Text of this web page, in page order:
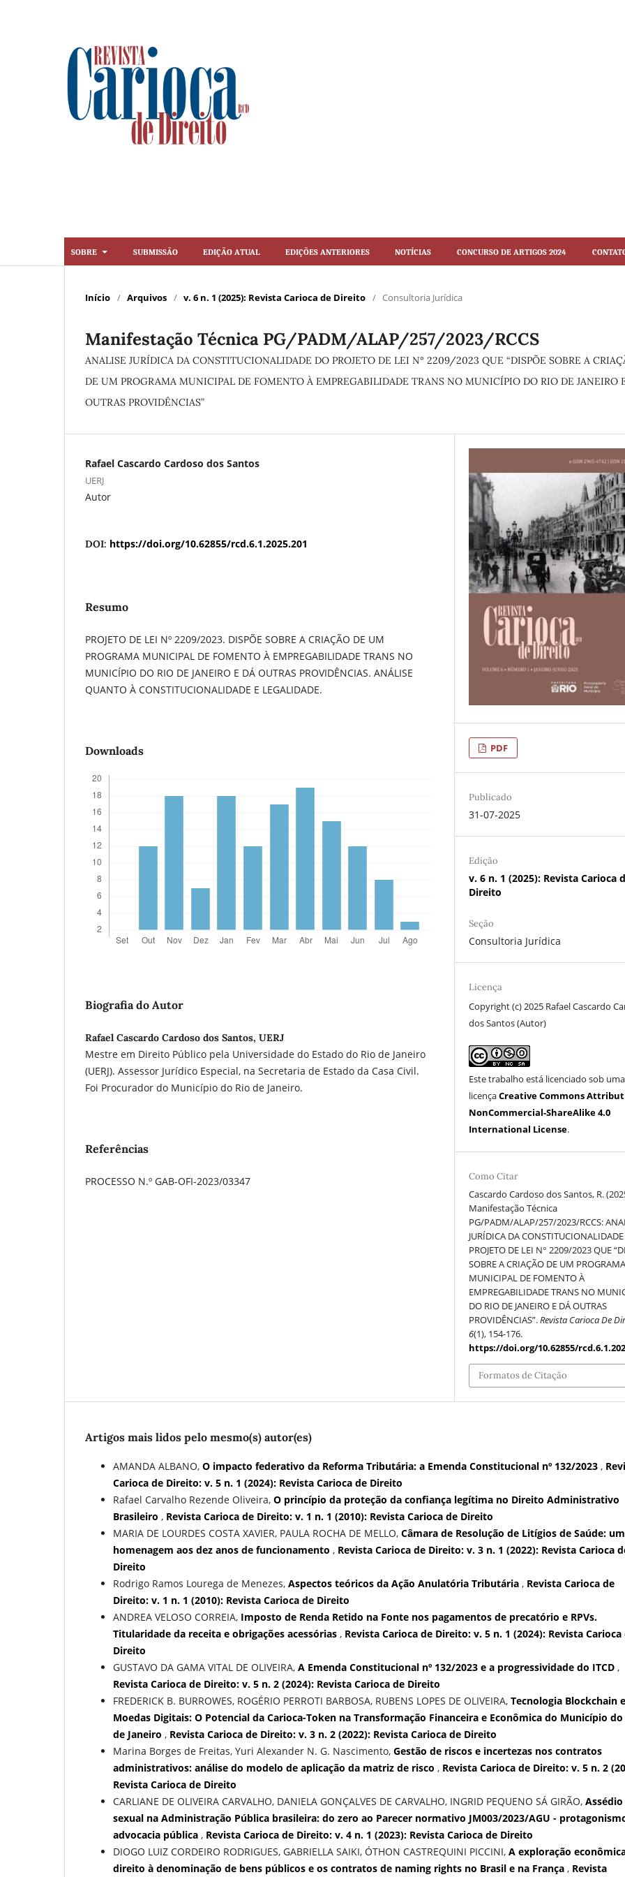
Sobre Submissão Edição Atual Edições Anteriores Notícias Concurso de artigos 2024
Início / Arquivos / v. 6 n. 1 (2025): Revista Carioca de Direito / Consultoria Jurídica
Manifestação Técnica PG/PADM/ALAP/257/2023/RCCS
ANALISE JURÍDICA DA CONSTITUCIONALIDADE DO PROJETO DE LEI N° 2209/2023 QUE “DISPÕE SOBRE A
DE UM PROGRAMA MUNICIPAL DE FOMENTO À EMPREGABILIDADE TRANS NO MUNICÍPIO DO RIO DE JANEIRO
OUTRAS PROVIDÊNCIAS”
Rafael Cascardo Cardoso dos Santos
UERJ
Autor
DOI: https://doi.org/10.62855/rcd.6.1.2025.201
Resumo
PROJETO DE LEI Nº 2209/2023. DISPÕE SOBRE A CRIAÇÃO DE UM
PROGRAMA MUNICIPAL DE FOMENTO À EMPREGABILIDADE TRANS NO
MUNICÍPIO DO RIO DE JANEIRO E DÁ OUTRAS PROVIDÊNCIAS. ANÁLISE
QUANTO À CONSTITUCIONALIDADE E LEGALIDADE.
Downloads
Biografia do Autor
Rafael Cascardo Cardoso dos Santos, UERJ
Mestre em Direito Público pela Universidade do Estado do Rio de Janeiro
(UERJ). Assessor Jurídico Especial, na Secretaria de Estado da Casa Civil.
Foi Procurador do Município do Rio de Janeiro.
Referências
PROCESSO N.º GAB-OFI-2023/03347
PDF
Publicado
31-07-2025
Edição
v. 6 n. 1 (2025): Revista Carioca
Direito
Seção
Consultoria Jurídica
Licença
Copyright (c) 2025 Rafael Cascardo
dos Santos (Autor)
Este trabalho está licenciado sob uma
licençaCreative Commons
NonCommercial-ShareAlike 4.0
International License.
Como Citar
Cascardo Cardoso dos Santos, R.
Manifestação Técnica
PG/PADM/ALAP/257/2023/RCCS:
JURÍDICA DA
PROJETO DE LEI N° 2209/2023 QUE
SOBRE A CRIAÇÃO DE UM
MUNICIPAL DE FOMENTO À
EMPREGABILIDADE TRANS NO
DO RIO DE JANEIRO E DÁ OUTRAS
PROVIDÊNCIAS”.Revista Carioca De
6(1), 154-176.
https://doi.org/10.62855/
Formatos de Citação
Artigos mais lidos pelo mesmo(s) autor(es)
AMANDA ALBANO, O impacto federativo da Reforma Tributária: a Emenda Constitucional nº 132/2023 ,
Carioca de Direito: v. 5 n. 1 (2024): Revista Carioca de Direito
Rafael Carvalho Rezende Oliveira, O princípio da proteção da confiança legítima no Direito Administrativo
Brasileiro , Revista Carioca de Direito: v. 1 n. 1 (2010): Revista Carioca de Direito
MARIA DE LOURDES COSTA XAVIER, PAULA ROCHA DE MELLO, Câmara de Resolução de Litígios de Saúde:
homenagem aos dez anos de funcionamento , Revista Carioca de Direito: v. 3 n. 1 (2022): Revista Carioca
Direito
Rodrigo Ramos Lourega de Menezes, Aspectos teóricos da Ação Anulatória Tributária , Revista Carioca de
Direito: v. 1 n. 1 (2010): Revista Carioca de Direito
ANDREA VELOSO CORREIA, Imposto de Renda Retido na Fonte nos pagamentos de precatório e RPVs.
Titularidade da receita e obrigações acessórias , Revista Carioca de Direito: v. 5 n. 1 (2024): Revista Carioca
Direito
GUSTAVO DA GAMA VITAL DE OLIVEIRA, A Emenda Constitucional nº 132/2023 e a progressividade do ITCD ,
Revista Carioca de Direito: v. 5 n. 2 (2024): Revista Carioca de Direito
FREDERICK B. BURROWES, ROGÉRIO PERROTI BARBOSA, RUBENS LOPES DE OLIVEIRA, Tecnologia Blockchain e
Moedas Digitais: O Potencial da Carioca-Token na Transformação Financeira e Econômica do Município do
de Janeiro , Revista Carioca de Direito: v. 3 n. 2 (2022): Revista Carioca de Direito
Marina Borges de Freitas, Yuri Alexander N. G. Nascimento, Gestão de riscos e incertezas nos contratos
administrativos: análise do modelo de aplicação da matriz de risco , Revista Carioca de Direito: v. 5 n. 2
Revista Carioca de Direito
CARLIANE DE OLIVEIRA CARVALHO, DANIELA GONÇALVES DE CARVALHO, INGRID PEQUENO SÁ GIRÃO, Assédio
sexual na Administração Pública brasileira: do zero ao Parecer normativo JM003/2023/AGU -
advocacia pública , Revista Carioca de Direito: v. 4 n. 1 (2023): Revista Carioca de Direito
DIOGO LUIZ CORDEIRO RODRIGUES, GABRIELLA SAIKI, ÓTHON CASTREQUINI PICCINI, A exploração
direito à denominação de bens públicos e os contratos de naming rights no Brasil e na França , Revista